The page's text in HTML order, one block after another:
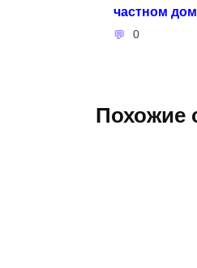
частном
0
Похожие